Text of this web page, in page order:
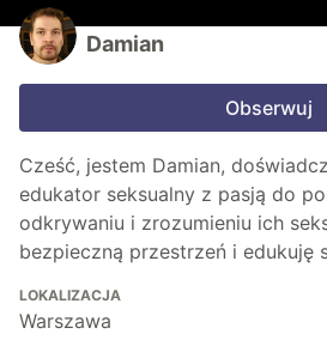
Damian
Obserwuj
Cześć, jestem Damian,
edukator seksualny z pasją do
odkrywaniu i zrozumieniu ich
bezpieczną przestrzeń i edukuję
LOKALIZACJA
Warszawa